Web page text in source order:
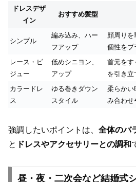
ドレスデザ
イン
おすすめ髪型
シンプル
編み込み、ハー
フアップ
顔周り
個性をプ
レース・ビ
ジュー
低めシニヨン、
アップ
首元をす
を引き立
カラードレ
ス
ゆる巻きダウン
スタイル
柔らかい
み合わせ
強調したいポイントは、 全体のバ
と ドレスやアクセサリーとの調和
昼・夜・二次会など結婚式